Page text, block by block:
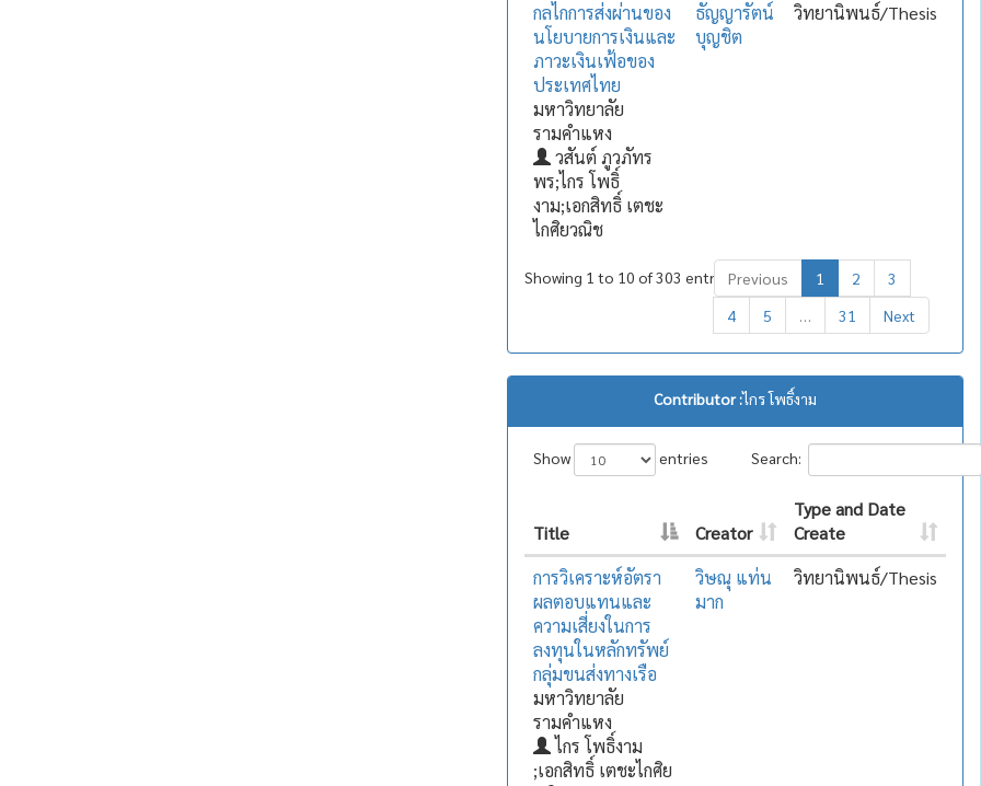
กลไกการส่งผ่านของ
นโยบายการเงินและ
ภาวะเงินเฟ้อของ
ประเทศไทย
มหาวิทยาลัย
รามคำแหง
วสันต์ ภูวภัทร
พร;ไกร โพธิ์
งาม;เอกสิทธิ์ เตชะ
ไกศิยวณิช
ธัญญารัตน์
บุญชิต
วิทยานิพนธ์/Thesis
Showing 1 to 10 of 303 entriesPrevious 1 2
3
4
5 … 31 Next
Contributor :ไกร โพธิ์งาม
Show entries Search:
Title Creator
Type and Date
Create
การวิเคราะห์อัตรา
ผลตอบแทนและ
ความเสี่ยงในการ
ลงทุนในหลักทรัพย์
กลุ่มขนส่งทางเรือ
มหาวิทยาลัย
รามคำแหง
ไกร โพธิ์งาม
;เอกสิทธิ์ เตชะไกศิย
วิษณุ แท่น
มาก
วิทยานิพนธ์/Thesis